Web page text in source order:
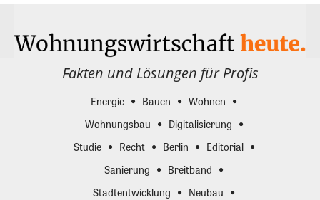
Fakten und Lösungen für Profis
Energie Bauen
Wohnen
Wohnungsbau
Digitalisierung
Studie
Recht Berlin
Editorial
Sanierung
Breitband
Stadtentwicklung
Neubau